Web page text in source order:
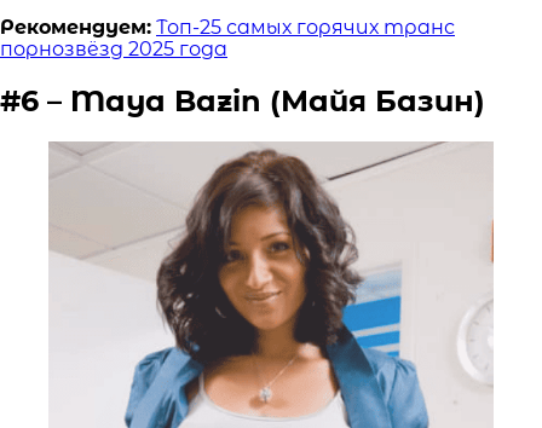
Рекомендуем: Топ-25 самых горячих транс
порнозвёзд 2025 года
#6 – Maya Bazin (Майя Базин)